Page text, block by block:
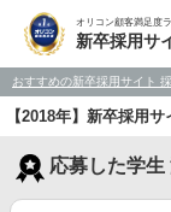
オリコン顧客満足度
新卒採用サ
おすすめの新卒採用サイト
【2018年】新卒採用
応募した学